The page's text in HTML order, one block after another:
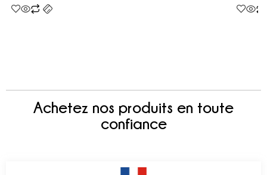
Achetez nos produits en toute
confiance